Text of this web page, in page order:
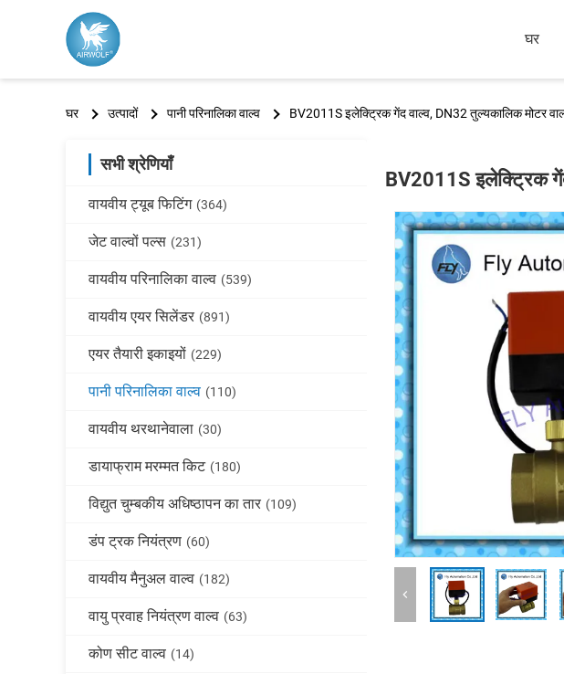
घर
घर उत्पादों पानी परिनालिका वाल्व BV2011S इलेक्ट्रिक गेंद वाल्व, DN32 तुल्यकालिक मोटर
सभी श्रेणियाँ
वायवीय ट्यूब फिटिंग (364)
जेट वाल्वों पल्स (231)
वायवीय परिनालिका वाल्व (539)
वायवीय एयर सिलेंडर (891)
एयर तैयारी इकाइयों (229)
पानी परिनालिका वाल्व (110)
वायवीय थरथानेवाला (30)
डायाफ्राम मरम्मत किट (180)
विद्युत चुम्बकीय अधिष्ठापन का तार (109)
डंप ट्रक नियंत्रण (60)
वायवीय मैनुअल वाल्व (182)
वायु प्रवाह नियंत्रण वाल्व (63)
कोण सीट वाल्व (14)
BV2011S इलेक्ट्रिक